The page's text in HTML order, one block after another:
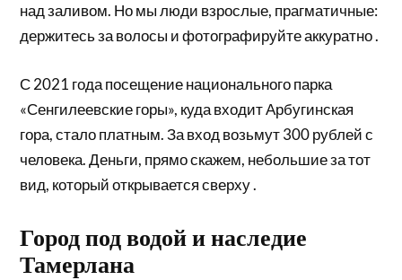
над заливом. Но мы люди взрослые, прагматичные:
держитесь за волосы и фотографируйте аккуратно .
С 2021 года посещение национального парка
«Сенгилеевские горы», куда входит Арбугинская
гора, стало платным. За вход возьмут 300 рублей с
человека. Деньги, прямо скажем, небольшие за тот
вид, который открывается сверху .
Город под водой и наследие
Тамерлана